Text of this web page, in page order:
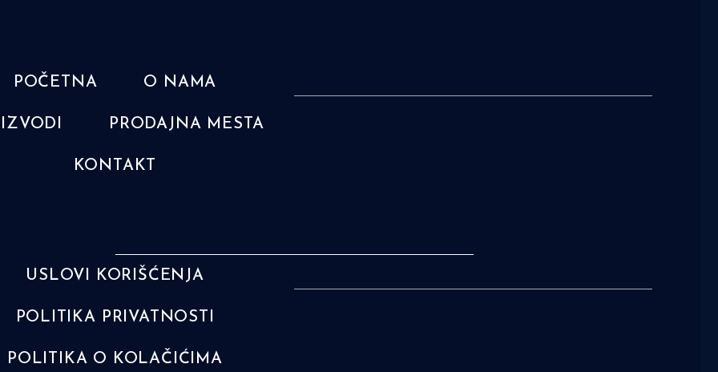
POČETNA O NAMA
PRODAJNA MESTA
KONTAKT
USLOVI KORIŠĆENJA
POLITIKA PRIVATNOSTI
POLITIKA O KOLAČIĆIMA